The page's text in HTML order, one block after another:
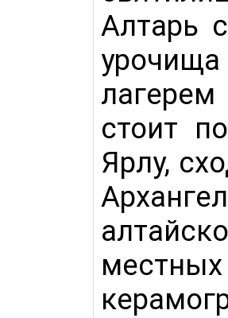
Алтарь
стоит
Ярлу,